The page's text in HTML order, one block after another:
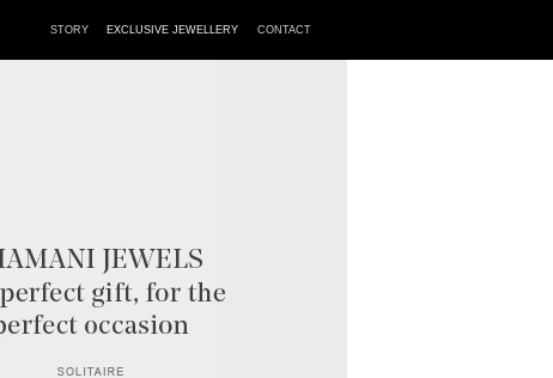
STORY EXCLUSIVE JEWELLERY CONTACT